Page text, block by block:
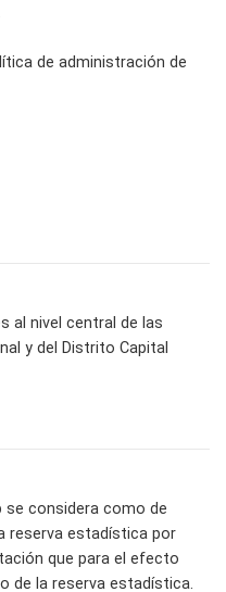
de administración de
al nivel central de las
y del Distrito Capital
se considera como de
reserva estadística por
que para el efecto
de la reserva estadística.